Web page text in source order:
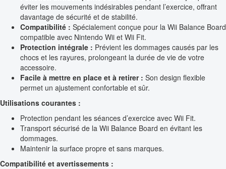
éviter les mouvements indésirables pendant l’exercice, offrant
davantage de sécurité et de stabilité.
Compatibilité : Spécialement conçue pour la Wii Balance Board
compatible avec Nintendo Wii et Wii Fit.
Protection intégrale : Prévient les dommages causés par les
chocs et les rayures, prolongeant la durée de vie de votre
accessoire.
Facile à mettre en place et à retirer : Son design flexible
permet un ajustement confortable et sûr.
Utilisations courantes :
Protection pendant les séances d’exercice avec Wii Fit.
Transport sécurisé de la Wii Balance Board en évitant les
dommages.
Maintenir la surface propre et sans marques.
Compatibilité et avertissements :